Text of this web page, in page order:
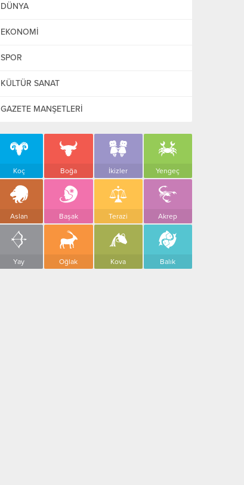
DÜNYA
EKONOMİ
SPOR
KÜLTÜR SANAT
GAZETE MANŞETLERİ
Koç Boğa İkizler Yengeç
Aslan Başak Terazi Akrep
Yay Oğlak Kova Balık